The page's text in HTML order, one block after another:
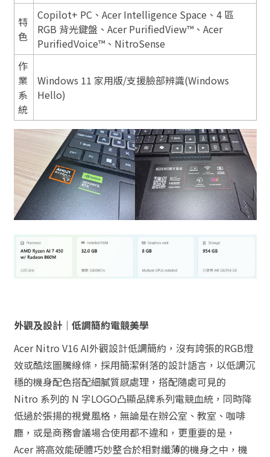
特
色
Copilot+ PC、Acer Intelligence Space、4 區
RGB 背光鍵盤、Acer PurifiedView™、Acer
PurifiedVoice™、NitroSense
作
業
系
統
Windows 11 家用版/支援臉部辨識(Windows
Hello)
外觀及設計｜低調簡約電競美學
Acer Nitro V16 AI外觀設計低調簡約，沒有誇張的RGB燈
效或酷炫圖騰線條，採用簡潔俐落的設計語言，以低調沉
穩的機身配色搭配細膩質感處理，搭配隨處可見的
Nitro 系列的 N 字LOGO凸顯品牌系列電競血統，同時降
低過於張揚的視覺風格，無論是在辦公室、教室、咖啡
廳，或是商務會議場合使用都不違和，更重要的是，
Acer 將高效能硬體巧妙整合於相對纖薄的機身之中，機